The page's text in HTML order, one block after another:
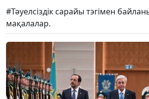
#Тәуелсіздік сарайы тэгімен
мақалалар.